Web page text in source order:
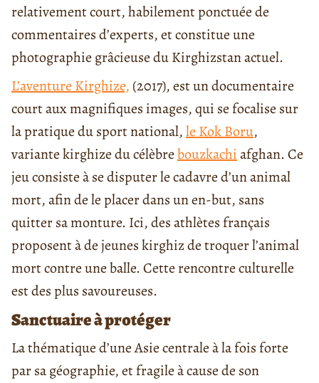
relativement court, habilement ponctuée de
commentaires d’experts, et constitue une
photographie grâcieuse du Kirghizstan actuel.
L’aventure Kirghize, (2017), est un documentaire
court aux magnifiques images, qui se focalise sur
la pratique du sport national,le Kok Boru,
variante kirghize du célèbrebouzkachiafghan. Ce
jeu consiste à se disputer le cadavre d’un animal
mort, afin de le placer dans un en-but, sans
quitter sa monture. Ici, des athlètes français
proposent à de jeunes kirghiz de troquer l’animal
mort contre une balle. Cette rencontre culturelle
est des plus savoureuses.
Sanctuaire à protéger
La thématique d’une Asie centrale à la fois forte
par sa géographie, et fragile à cause de son